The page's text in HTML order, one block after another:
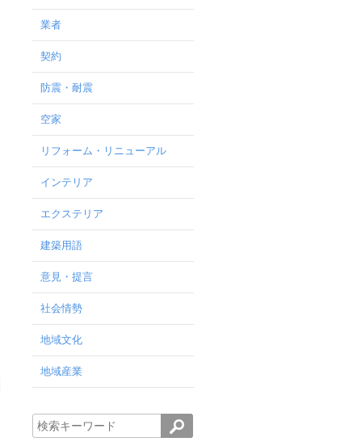
業者
契約
防震・耐震
空家
リフォーム・リニューアル
インテリア
エクステリア
建築用語
意見・提言
社会情勢
地域文化
地域産業